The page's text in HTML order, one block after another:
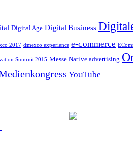
Digital Age Digital Business
2017 dmexco experience e-commerce
Summit 2015 Messe Native advertising
YouTube